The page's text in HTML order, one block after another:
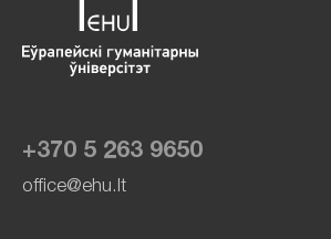
+370 5 263 9650
office@ehu.lt